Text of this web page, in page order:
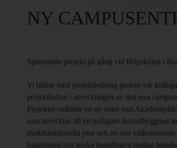
NY
Spännande projekt på gång vid Högskolan i
Vi bidrar med projektledning genom vår
projektledare i utvecklingen av den nya
Projektet omfattar en ny entré mot
som utvecklas till en tydligare huvudbyggnad
multifunktionella ytor och en mer välkomnande
Satsningen ska stärka kopplingen mellan